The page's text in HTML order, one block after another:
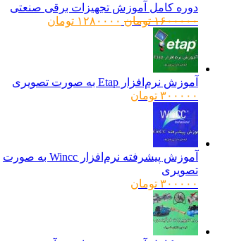
دوره کامل آموزش تجهیزات برقی صنعتی
۱۶۰۰۰۰۰ تومان قیمت
۱۲۸۰۰۰۰ تومان
آموزش نرم‌افزار Etap به صورت تصویری
۳۰۰۰۰۰ تومان
آموزش پیشرفته نرم‌افزار Wincc به صورت
تصویری
۳۰۰۰۰۰ تومان